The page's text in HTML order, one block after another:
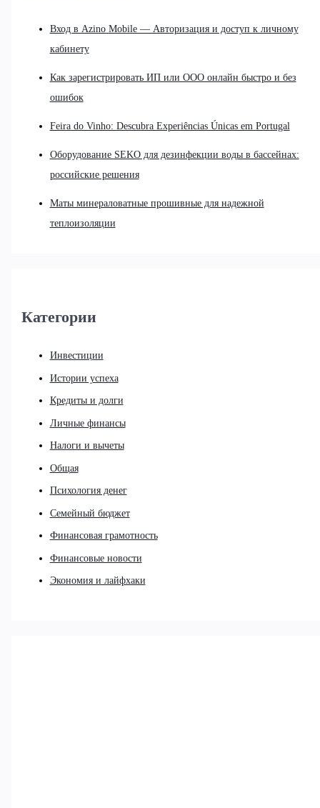
Вход в Azino Mobile — Авторизация и доступ к личному
кабинету
Как зарегистрировать ИП или ООО онлайн быстро и без
ошибок
Feira do Vinho: Descubra Experiências Únicas em Portugal
Оборудование SEKO для дезинфекции воды в бассейнах:
российские решения
Маты минераловатные прошивные для надежной
теплоизоляции
Категории
Инвестиции
Истории успеха
Кредиты и долги
Личные финансы
Налоги и вычеты
Общая
Психология денег
Семейный бюджет
Финансовая грамотность
Финансовые новости
Экономия и лайфхаки